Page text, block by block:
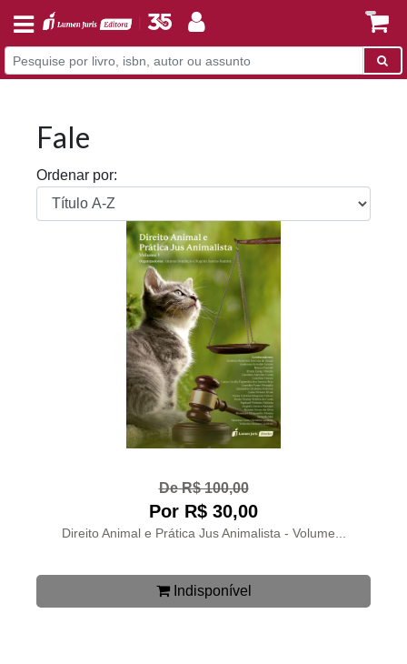
Fale
Ordenar por:
De R$ 100,00
Por R$ 30,00
Direito Animal e Prática Jus Animalista - Volume...
Indisponível